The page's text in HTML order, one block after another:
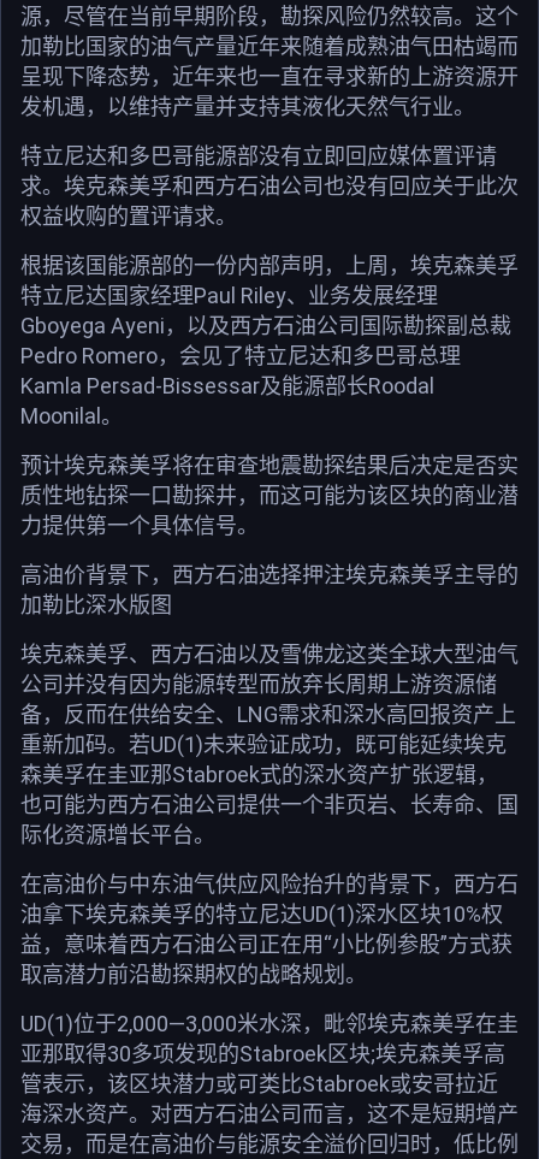
源，尽管在当前早期阶段，勘探风险仍然较高。这个
加勒比国家的油气产量近年来随着成熟油气田枯竭而
呈现下降态势，近年来也一直在寻求新的上游资源开
发机遇，以维持产量并支持其液化天然气行业。
特立尼达和多巴哥能源部没有立即回应媒体置评请
求。埃克森美孚和西方石油公司也没有回应关于此次
权益收购的置评请求。
根据该国能源部的一份内部声明，上周，埃克森美孚
特立尼达国家经理Paul Riley、业务发展经理
Gboyega Ayeni，以及西方石油公司国际勘探副总裁
Pedro Romero，会见了特立尼达和多巴哥总理
Kamla Persad-Bissessar及能源部长Roodal
Moonilal。
预计埃克森美孚将在审查地震勘探结果后决定是否实
质性地钻探一口勘探井，而这可能为该区块的商业潜
力提供第一个具体信号。
高油价背景下，西方石油选择押注埃克森美孚主导的
加勒比深水版图
埃克森美孚、西方石油以及雪佛龙这类全球大型油气
公司并没有因为能源转型而放弃长周期上游资源储
备，反而在供给安全、LNG需求和深水高回报资产上
重新加码。若UD(1)未来验证成功，既可能延续埃克
森美孚在圭亚那Stabroek式的深水资产扩张逻辑，
也可能为西方石油公司提供一个非页岩、长寿命、国
际化资源增长平台。
在高油价与中东油气供应风险抬升的背景下，西方石
油拿下埃克森美孚的特立尼达UD(1)深水区块10%权
益，意味着西方石油公司正在用“小比例参股”方式获
取高潜力前沿勘探期权的战略规划。
UD(1)位于2,000—3,000米水深，毗邻埃克森美孚在圭
亚那取得30多项发现的Stabroek区块;埃克森美孚高
管表示，该区块潜力或可类比Stabroek或安哥拉近
海深水资产。对西方石油公司而言，这不是短期增产
交易，而是在高油价与能源安全溢价回归时，低比例